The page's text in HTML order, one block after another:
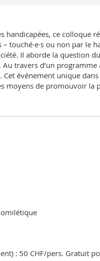
handicapées, ce colloque
– touché·e·s ou non par le
Il aborde la question
travers d’un programme
Cet événement unique
moyens de promouvoir la
: 50 CHF/pers. Gratuit